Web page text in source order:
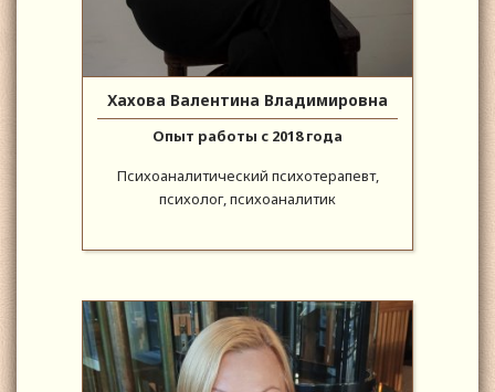
Хахова Валентина Владимировна
Опыт работы с 2018 года
Психоаналитический психотерапевт,
психолог, психоаналитик